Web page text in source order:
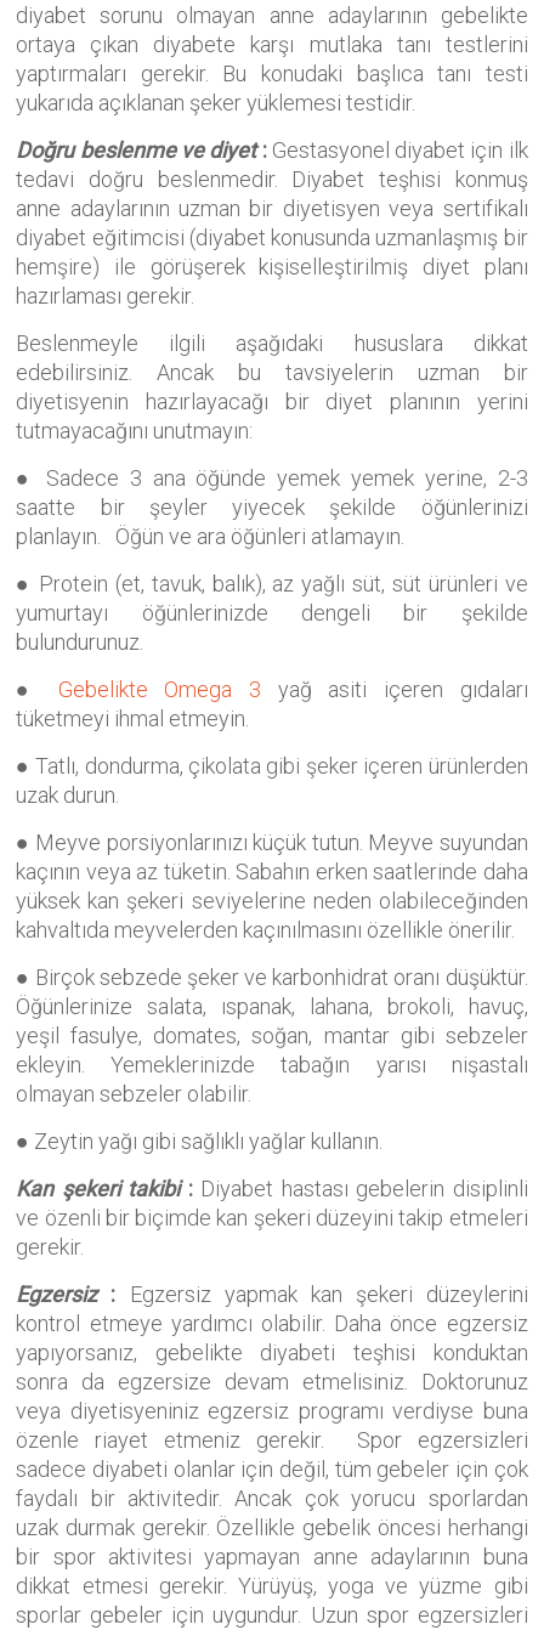
diyabet sorunu olmayan anne adaylarının gebelikte
ortaya çıkan diyabete karşı mutlaka tanı testlerini
yaptırmaları gerekir. Bu konudaki başlıca tanı testi
yukarıda açıklanan şeker yüklemesi testidir.
Doğru beslenme ve diyet: Gestasyonel diyabet için ilk
tedavi doğru beslenmedir. Diyabet teşhisi konmuş
anne adaylarının uzman bir diyetisyen veya sertifikalı
diyabet eğitimcisi (diyabet konusunda uzmanlaşmış bir
hemşire) ile görüşerek kişiselleştirilmiş diyet planı
hazırlaması gerekir.
Beslenmeyle ilgili aşağıdaki hususlara dikkat
edebilirsiniz. Ancak bu tavsiyelerin uzman bir
diyetisyenin hazırlayacağı bir diyet planının yerini
tutmayacağını unutmayın:
● Sadece 3 ana öğünde yemek yemek yerine, 2-3
saatte bir şeyler yiyecek şekilde öğünlerinizi
planlayın. Öğün ve ara öğünleri atlamayın.
● Protein (et, tavuk, balık), az yağlı süt, süt ürünleri ve
yumurtayı öğünlerinizde dengeli bir şekilde
bulundurunuz.
● Gebelikte Omega 3 yağ asiti içeren gıdaları
tüketmeyi ihmal etmeyin.
● Tatlı, dondurma, çikolata gibi şeker içeren ürünlerden
uzak durun.
● Meyve porsiyonlarınızı küçük tutun. Meyve suyundan
kaçının veya az tüketin. Sabahın erken saatlerinde daha
yüksek kan şekeri seviyelerine neden olabileceğinden
kahvaltıda meyvelerden kaçınılmasını özellikle önerilir.
● Birçok sebzede şeker ve karbonhidrat oranı düşüktür.
Öğünlerinize salata, ıspanak, lahana, brokoli, havuç,
yeşil fasulye, domates, soğan, mantar gibi sebzeler
ekleyin. Yemeklerinizde tabağın yarısı nişastalı
olmayan sebzeler olabilir.
● Zeytin yağı gibi sağlıklı yağlar kullanın.
Kan şekeri takibi : Diyabet hastası gebelerin disiplinli
ve özenli bir biçimde kan şekeri düzeyini takip etmeleri
gerekir.
Egzersiz:
Egzersiz yapmak kan şekeri düzeylerini
kontrol etmeye yardımcı olabilir. Daha önce egzersiz
yapıyorsanız, gebelikte diyabeti teşhisi konduktan
sonra da egzersize devam etmelisiniz. Doktorunuz
veya diyetisyeniniz egzersiz programı verdiyse buna
özenle riayet etmeniz gerekir. Spor egzersizleri
sadece diyabeti olanlar için değil, tüm gebeler için çok
faydalı bir aktivitedir. Ancak çok yorucu sporlardan
uzak durmak gerekir. Özellikle gebelik öncesi herhangi
bir spor aktivitesi yapmayan anne adaylarının buna
dikkat etmesi gerekir. Yürüyüş, yoga ve yüzme gibi
sporlar gebeler için uygundur. Uzun spor egzersizleri